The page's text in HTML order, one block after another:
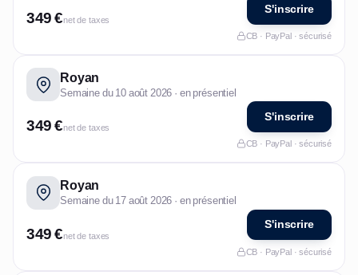
349 €net de taxes
S'inscrire
CB · PayPal · sécurisé
Royan
Semaine du 10 août 2026 · en présentiel
349 €net de taxes
S'inscrire
CB · PayPal · sécurisé
Royan
Semaine du 17 août 2026 · en présentiel
349 €net de taxes
S'inscrire
CB · PayPal · sécurisé